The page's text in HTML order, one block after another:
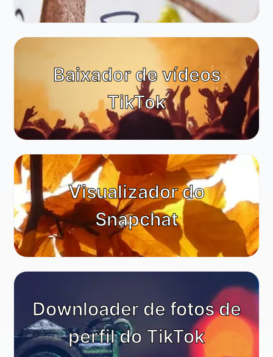
Baixador de vídeos
TikTok
Visualizador do
Snapchat
Downloader de fotos de
perfil do TikTok